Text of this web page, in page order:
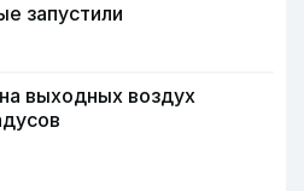
запустили
выходных воздух